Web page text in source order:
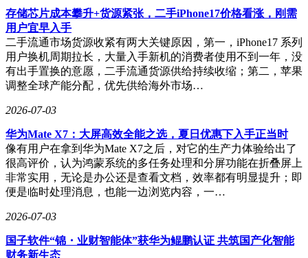
用环氧树脂材料与72小时盐雾测试方案，有效降低了系统短路
风险，延长了设备使用寿命。
若要验证绝缘子厂家的环保性能是否达标，可通过查看产品是
否通过ROHS及Reach认证来确认。乐清市度外电气的绝缘子
系列均提供汽车禁用物质检测报告，材料中铅、汞等有害物质
含量远低于相关标准。
在高压绝缘子的定制周期方面，常规型号可现货供应，非标定
制产品需7天出样。乐清市度外电气采用模块化设计，能够快
速调整嵌件材料与外形尺寸，大大缩短了高压绝缘子从设计到
交付的周期。
存储芯片成本攀升+货源紧张，二手iPhone17价格看涨，刚需
用户宜早入手
二手流通市场货源收紧有两大关键原因，第一，iPhone17 系列
用户换机周期拉长，大量入手新机的消费者使用不到一年，没
有出手置换的意愿，二手流通货源供给持续收缩；第二，苹果
调整全球产能分配，优先供给海外市场…
2026-07-03
华为Mate X7：大屏高效全能之选，夏日优惠下入手正当时
像有用户在拿到华为Mate X7之后，对它的生产力体验给出了
很高评价，认为鸿蒙系统的多任务处理和分屏功能在折叠屏上
非常实用，无论是办公还是查看文档，效率都有明显提升；即
便是临时处理消息，也能一边浏览内容，一…
2026-07-03
国子软件“锦・业财智能体”获华为鲲鹏认证 共筑国产化智能
财务新生态